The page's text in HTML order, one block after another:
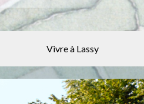
Vivre à Lassy